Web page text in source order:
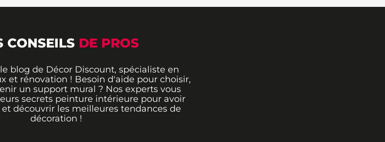
CONSEILS DE PROS
blog de Décor Discount, spécialiste en
et rénovation ! Besoin d'aide pour choisir,
un support mural ? Nos experts vous
secrets peinture intérieure pour avoir
et découvrir les meilleures tendances de
décoration !